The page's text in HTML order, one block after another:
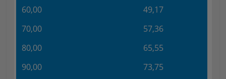
60,00
49,17
70,00
57,36
80,00
65,55
90,00
73,75